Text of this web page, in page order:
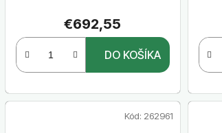
€692,55
DO KOŠÍKA
Kód: 262961